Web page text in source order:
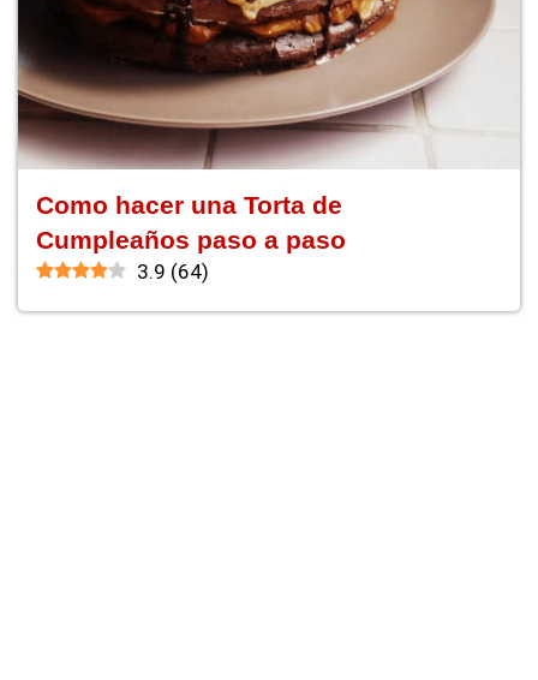
Como hacer una Torta de
Cumpleaños paso a paso
3.9 (64)